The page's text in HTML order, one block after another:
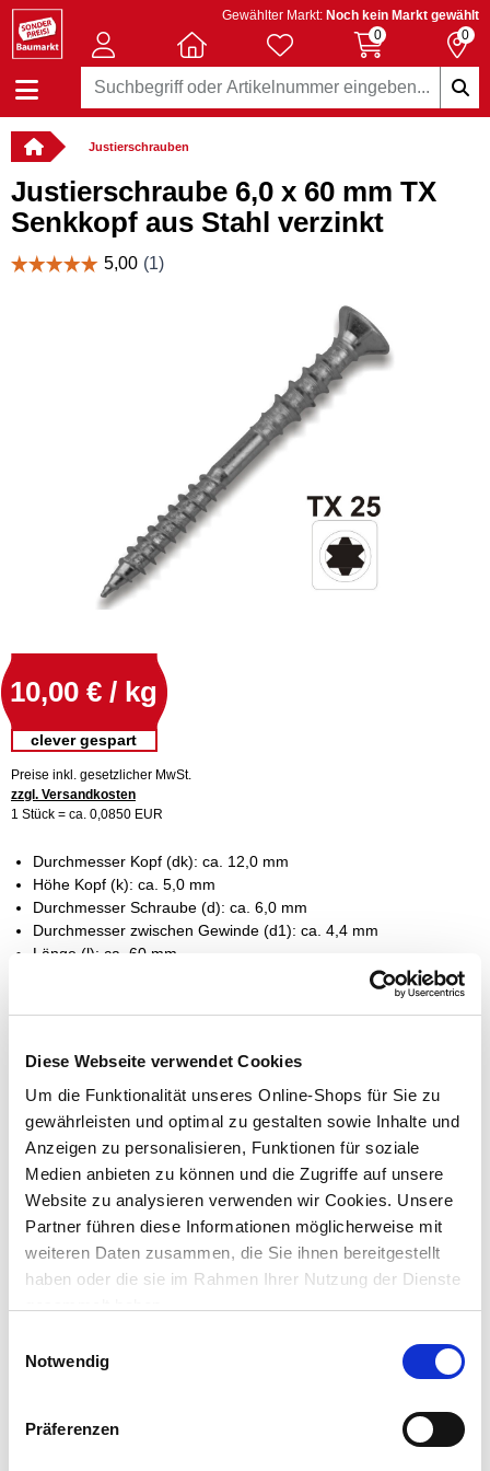
Diese Webseite verwendet Cookies
Um die Funktionalität unseres Online-Shops für Sie zu
gewährleisten und optimal zu gestalten sowie Inhalte und
Anzeigen zu personalisieren, Funktionen für soziale
Medien anbieten zu können und die Zugriffe auf unsere
Website zu analysieren verwenden wir Cookies. Unsere
Partner führen diese Informationen möglicherweise mit
weiteren Daten zusammen, die Sie ihnen bereitgestellt
haben oder die sie im Rahmen Ihrer Nutzung der Dienste
Notwendig
Präferenzen
Gewählter Markt: Noch kein Markt gewählt
0
0
Justierschrauben
Justierschraube 6,0 x 60 mm TX
Senkkopf aus Stahl verzinkt
10,00 € / kg
clever gespart
Preise inkl. gesetzlicher MwSt.
zzgl. Versandkosten
1 Stück = ca. 0,0850 EUR
Durchmesser Kopf (dk): ca. 12,0 mm
Höhe Kopf (k): ca. 5,0 mm
Durchmesser Schraube (d): ca. 6,0 mm
Durchmesser zwischen Gewinde (d1): ca. 4,4 mm
Länge (l): ca. 60 mm
Verfügbarkeit online: Auf Lager
Dieser Artikel kann über Abholung im Markt nicht
Stück
St.
2St. /17g 0,17 €